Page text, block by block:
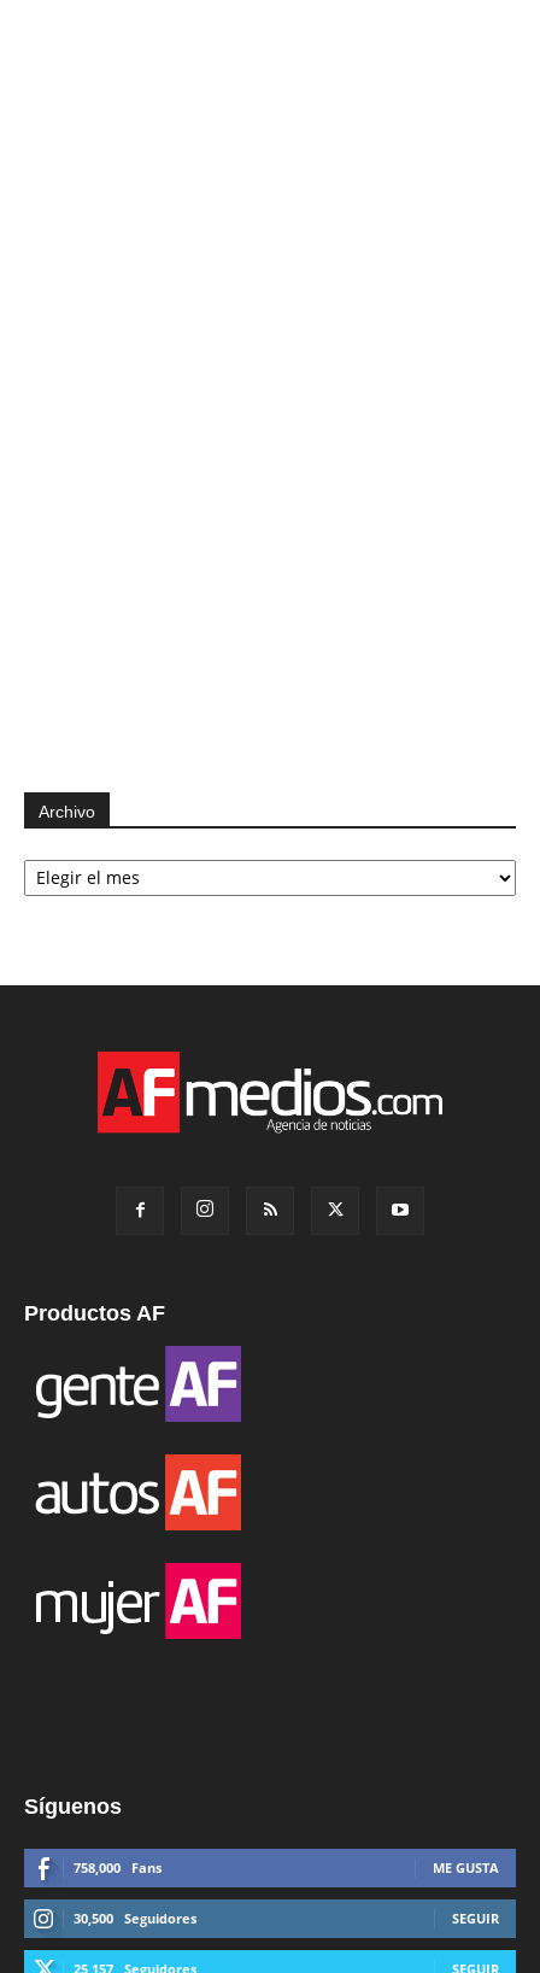
Archivo
Archivo
Productos AF
Síguenos
758,000 Fans ME GUSTA
30,500 Seguidores SEGUIR
25,157 Seguidores SEGUIR